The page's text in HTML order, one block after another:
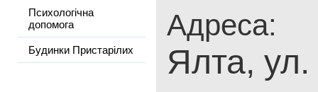
Психологічна
допомога
Будинки Пристарілих
Адреса:
Ялта,